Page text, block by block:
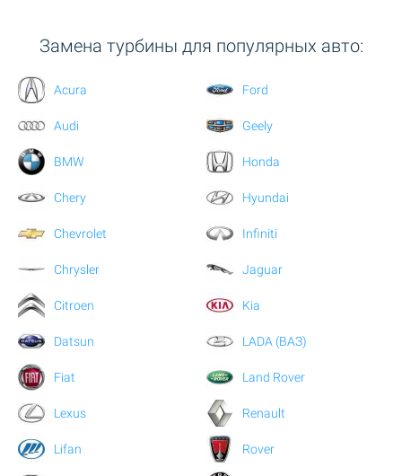
Замена турбины для популярных авто:
Acura
Audi
BMW
Chery
Chevrolet
Chrysler
Citroen
Datsun
Fiat
Ford
Geely
Honda
Hyundai
Infiniti
Jaguar
Kia
LADA (ВАЗ)
Land Rover
Lexus
Lifan
Renault
Rover